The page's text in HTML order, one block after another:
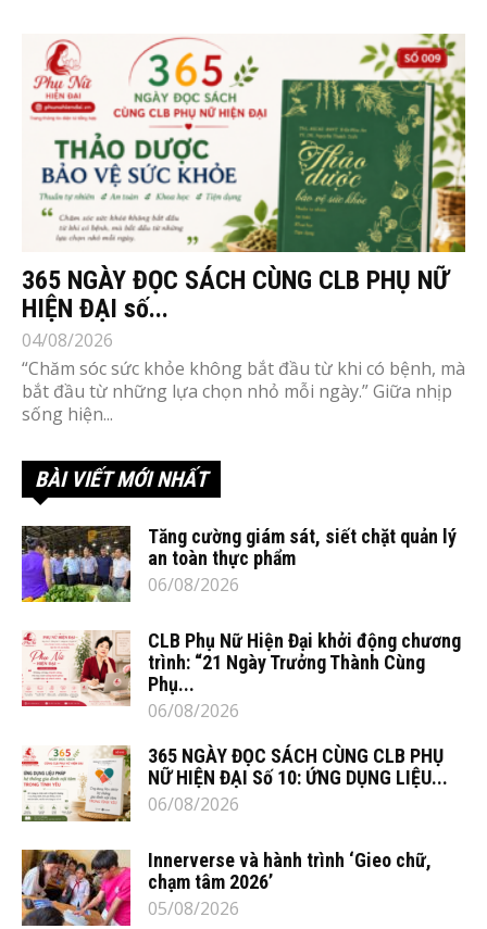
365 NGÀY ĐỌC SÁCH CÙNG CLB PHỤ NỮ
HIỆN ĐẠI số...
04/08/2026
“Chăm sóc sức khỏe không bắt đầu từ khi có bệnh, mà
bắt đầu từ những lựa chọn nhỏ mỗi ngày.” Giữa nhịp
sống hiện...
BÀI VIẾT MỚI NHẤT
Tăng cường giám sát, siết chặt quản lý
an toàn thực phẩm
06/08/2026
CLB Phụ Nữ Hiện Đại khởi động chương
trình: “21 Ngày Trưởng Thành Cùng
Phụ...
06/08/2026
365 NGÀY ĐỌC SÁCH CÙNG CLB PHỤ
NỮ HIỆN ĐẠI Số 10: ỨNG DỤNG LIỆU...
06/08/2026
Innerverse và hành trình ‘Gieo chữ,
chạm tâm 2026’
05/08/2026